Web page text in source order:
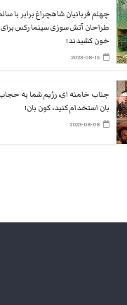
چهلم قربانیان شاهچراغ برابر با
طراحان آتش سوزی سینما رکس برای
خون کشیدند!
2023-08-15
جناب خامنه ای، رژیم شما به حجاب
بان استخدام کنید، کون بان!
2023-08-08